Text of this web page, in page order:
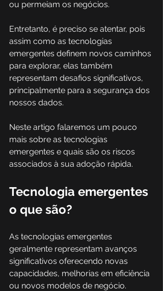
ou permeiam os negócios.
Entretanto, é preciso se atentar, pois
assim como as tecnologias
emergentes definem novos caminhos
para explorar, elas também
representam desafios significativos,
principalmente para a segurança dos
nossos dados.
Neste artigo falaremos um pouco
mais sobre as tecnologias
emergentes e quais são os riscos
associados à sua adoção rápida.
Tecnologia emergentes
o que são?
As tecnologias emergentes
geralmente representam avanços
significativos oferecendo novas
capacidades, melhorias em eficiência
ou novos modelos de negócio.